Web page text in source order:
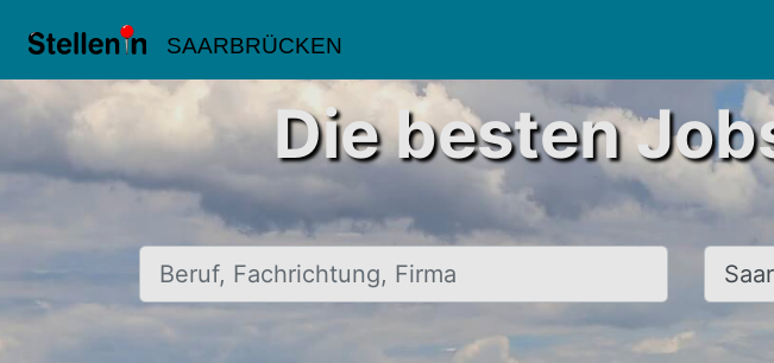
SAARBRÜCKEN
Die besten
Beruf, Fachrichtung, Firma Ort,